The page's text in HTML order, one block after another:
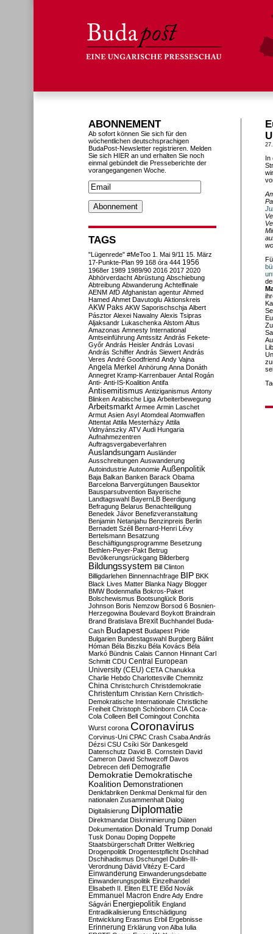
In
ABONNEMENT
Ab sofort können Sie sich für den
wöchentlichen deutschsprachigen
BudaPost-Newsletter registrieren. Melden
Sie sich HIER an und erhalten Sie noch
einmal gebündelt die Presseberichte der
vorangegangenen Woche.
TAGS
"Lügenrede" #MeToo 1. Mai 9/11 15. März
17-Punkte-Plan 99 168 óra 444 1956
1968er 1989 1989/90 2016 2017 2020
Abhörverdacht Abrüstung Abschiebung
Abtreibung Abwanderung Achtelfinale
AENM AfD Afghanistan agentur Ahmed
Hamed Ahmet Davutoglu Aktionskreis
AKW Paks AKW Saporischschja Albert
Pásztor Alexei Nawalny Alexis Tsipras
Aljaksandr Lukaschenka Alstom Altus
Amazonas Amnesty International
Amtseinführung Amtssitz András Fekete-
Győr András Heisler András Lovasi
András Schiffer András Siewert András
Veres André Goodfriend Andy Vajna
Angela Merkel Anhörung Anna Donáth
Annegret Kramp-Karrenbauer Antal Rogán
Anti- Anti-IS-Koalition Antifa
Antisemitismus Antiziganismus Antony
Blinken Arabische Liga Arbeiterbewegung
Arbeitsmarkt Armee Armin Laschet
Armut Asien Asyl Atomdeal Atomwaffen
Attentat Attila Mesterházy Attila
Vidnyánszky ATV Audi Hungaria
Aufnahmezentren
Auftragsvergabeverfahren
Auslandsungarn Ausländer
Ausschreitungen Auswanderung
Autoindustrie Autonomie Außenpolitik
Baja Balkan Banken Barack Obama
Barcelona Barvergütungen Bausektor
Bausparsubvention Bayerische
Landtagswahl BayernLB Beerdigung
Befragung Belarus Benachteiligung
Benedek Jávor Benefizveranstaltung
Benjamin Netanjahu Benzinpreis Berlin
Bernadett Széll Bernard-Henri Lévy
Bertelsmann Besatzung
Beschäftigungsprogramme Besetzung
Bethlen-Peyer-Pakt Betrug
Bevölkerungsrückgang Bilderberg
Bildungssystem Bill Clinton
Billigdarlehen Binnennachfrage BIP BKK
Black Lives Matter Blanka Nagy Blogger
BMW Bodenmafia Bokros-Paket
Bolschewismus Bootsunglück Boris
Johnson Boris Nemzow Borsod 6 Bosnien-
Herzegowina Boulevard Boykott Braindrain
Brand Bratislava Brexit Buchhandel Buda-
Cash Budapest Budapest Pride
Bulgarien Bundestagswahl Burgberg Bálint
Hóman Béla Biszku Béla Kovács Béla
Markó Bündnis Calais Cannon Hinnant Carl
Schmitt CDU Central European
University (CEU) CETA Chanukka
Charlie Hebdo Charlottesville Chemnitz
China Christchurch Christdemokratie
Christentum Christian Kern Christlich-
Demokratische Internationale Christliche
Freiheit Christoph Schönborn CIA Coca-
Cola Colleen Bell Comingout Conchita
Wurst corona Coronavirus
Corvinus-Uni CPAC Crash Csaba András
Dézsi CSU Csíki Sör Dankesgeld
Datenschutz David B. Cornstein David
Cameron David Schwezoff Davos
Debrecen defi Demografie
Demokratie Demokratische
Koalition Demonstrationen
Denkfabriken Denkmal Denkmal für den
nationalen Zusammenhalt Dialog
Digitalisierung Diplomatie
Direktmandat Diskriminierung Diäten
Dokumentation Donald Trump Donald
Tusk Donau Doping Doppelte
Staatsbürgerschaft Dritter Weltkrieg
Drogenpolitik Drogentestpflicht Dschihad
Dschihadismus Dschungel Dublin-III-
Verordnung Dávid Vitézy E-Card
Einwanderung Einwanderungsdebatte
Einwanderungspolitik Einzelhandel
Elisabeth II. Eliten ELTE Előd Novák
Emmanuel Macron Endre Ady Endre
Ságvári Energiepolitik England
Entradikalisierung Entschädigung
Entwicklung Erasmus Erbil Ergebnisse
Erinnerung Erklärung von Alba Iulia